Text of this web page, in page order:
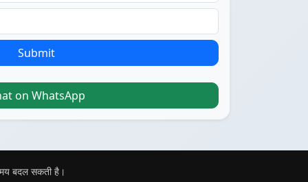
Submit
on WhatsApp
बदल सकती है।